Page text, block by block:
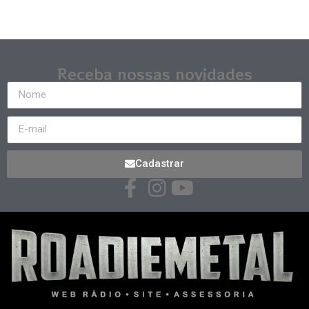
Receba nossas novidades
Cadastrar